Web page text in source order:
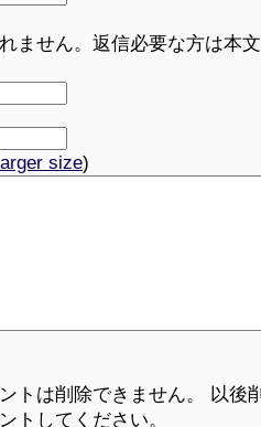
ません。返信必要な方は本
size)
トは削除できません。 以後
トしてください。